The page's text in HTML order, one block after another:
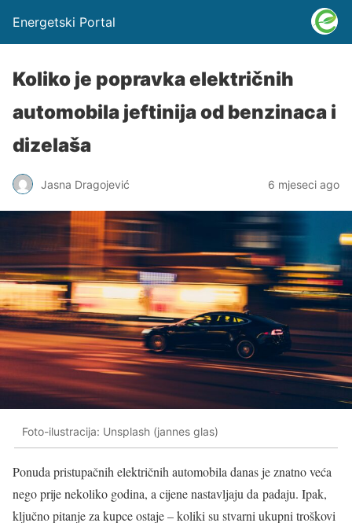
Energetski Portal
Koliko je popravka električnih
automobila jeftinija od benzinaca i
dizelaša
Jasna Dragojević 6 mjeseci ago
Foto-ilustracija: Unsplash (jannes glas)
Ponuda pristupačnih električnih automobila danas je znatno veća
nego prije nekoliko godina, a cijene nastavljaju da padaju. Ipak,
ključno pitanje za kupce ostaje – koliki su stvarni ukupni troškovi